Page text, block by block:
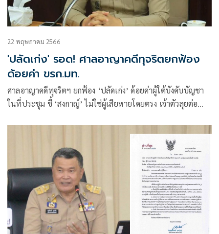
22 พฤษภาคม 2566
'ปลัดเก่ง' รอด! ศาลอาญาคดีทุจริตยกฟ้อง
ด้อยค่า ขรก.มท.
ศาลอาญาคดีทุจริตฯ ยกฟ้อง ‘ปลัดเก่ง’ ด้อยค่าผู้ใต้บังคับบัญชา
ในที่ประชุม ชี้ ‘สงกาญ์’ ไม่ใช่ผู้เสียหายโดยตรง เจ้าตัวลุยต่อ